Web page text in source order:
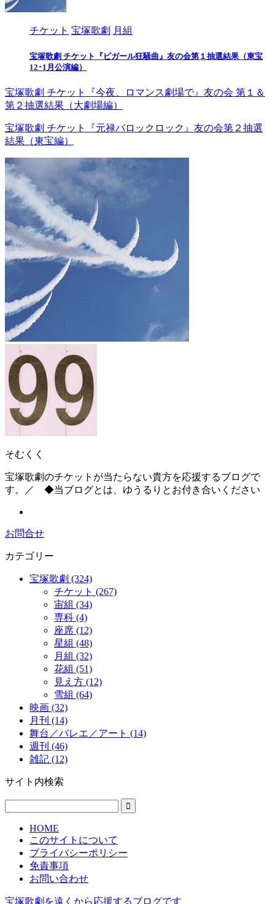
チケット 宝塚歌劇 月組
宝塚歌劇 チケット『ピガール狂騒曲』友の会第１抽選結果（東宝
12･1月公演編）
宝塚歌劇 チケット『今夜、ロマンス劇場で』友の会 第１＆
第２抽選結果（大劇場編）
宝塚歌劇 チケット『元禄バロックロック』友の会第２抽選
結果（東宝編）
そむくく
宝塚歌劇のチケットが当たらない貴方を応援するブログで
す。／ ◆当ブログとは、ゆうるりとお付き合いください
お問合せ
カテゴリー
宝塚歌劇 (324)
チケット (267)
宙組 (34)
専科 (4)
座席 (12)
星組 (48)
月組 (32)
花組 (51)
見え方 (12)
雪組 (64)
映画 (32)
月刊 (14)
舞台／バレエ／アート (14)
週刊 (46)
雑記 (12)
サイト内検索
HOME
このサイトについて
プライバシーポリシー
免責事項
お問い合わせ
宝塚歌劇を遠くから応援するブログです